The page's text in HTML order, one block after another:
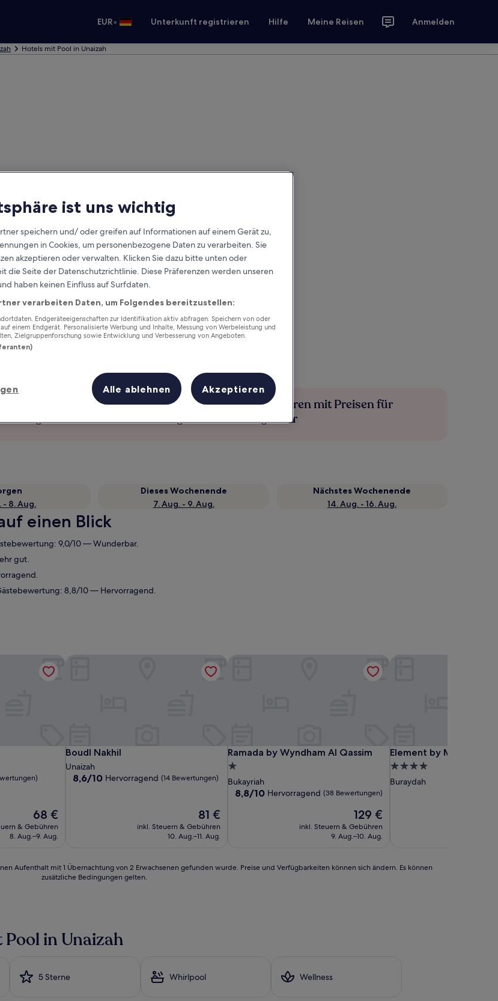
EUR• Unterkunft registrieren Hilfe Meine Reisen Anmelden
Hotels mit Pool in Unaizah
Verdiene Prämien für jede
wahrgenommene Übernachtung
Mehr sparen mit Preisen für
Mitglieder
- 8. Aug.
Dieses Wochenende
7. Aug. - 9. Aug.
Nächstes Wochenende
14. Aug. - 16. Aug.
einen Blick
9,0/10 — Wunderbar.
gut.
8,8/10 — Hervorragend.
Der
Preis
beträgt
68 €
& Gebühren
8. Aug.–9. Aug.
Boudl Nakhil
Boudl Nakhil
Unaizah
8.6
8,6/10 Hervorragend (14 Bewertungen)
Der
Preis
beträgt
81 €
inkl. Steuern & Gebühren
10. Aug.–11. Aug.
Ramada by Wyndham Al Qassim
Ramada by Wyndham Al Qassim
1.0-
Stern-
Unterkunft
Bukayriah
8.8
8,8/10 Hervorragend (38 Bewertungen)
Der
Preis
beträgt
129 €
inkl. Steuern & Gebühren
9. Aug.–10. Aug.
Element by Marriott Al
Element by Marriott Al
4.0-
Sterne-
Buraydah
Aufenthalt mit 1 Übernachtung von 2 Erwachsenen gefunden wurde. Preise und Verfügbarkeiten können sich ändern. Es können
zusätzliche Bedingungen gelten.
in Unaizah
5 Sterne Whirlpool Wellness
ist uns wichtig
speichern und/ oder greifen auf Informationen auf einem Gerät zu,
in Cookies, um personenbezogene Daten zu verarbeiten. Sie
akzeptieren oder verwalten. Klicken Sie dazu bitte unten oder
die Seite der Datenschutzrichtlinie. Diese Präferenzen werden unseren
haben keinen Einfluss auf Surfdaten.
verarbeiten Daten, um Folgendes bereitzustellen:
Endgeräteeigenschaften zur Identifikation aktiv abfragen. Speichern von oder
einem Endgerät. Personalisierte Werbung und Inhalte, Messung von Werbeleistung und
Zielgruppenforschung sowie Entwicklung und Verbesserung von Angeboten.
Alle ablehnen Akzeptieren